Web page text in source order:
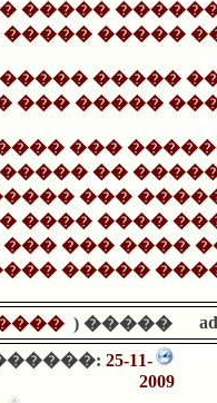
�����
����� �����
�����
��� �����
���
��
���
���� ����
��� ����
�����
����� (
25-11-
2009